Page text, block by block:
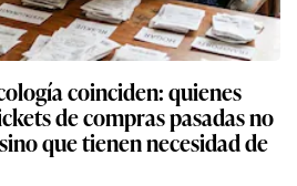
coinciden: quienes
de compras pasadas no
que tienen necesidad de